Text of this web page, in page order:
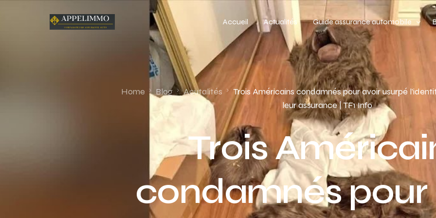
Accueil Actualités Guide assurance automobile
Types de véhicules
Profil de conducteur
Budget assurance automobile
Home Blog Acutalités
Trois Américains condamnés pour avoir usurpé
leur assurance | TF1 Info
Trois
condamnés pour